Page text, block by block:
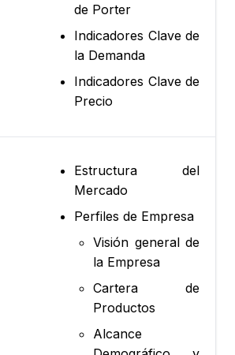
de Porter
Indicadores Clave de
la Demanda
Indicadores Clave de
Precio
Estructura del
Mercado
Perfiles de Empresa
Visión general de
la Empresa
Cartera de
Productos
Alcance